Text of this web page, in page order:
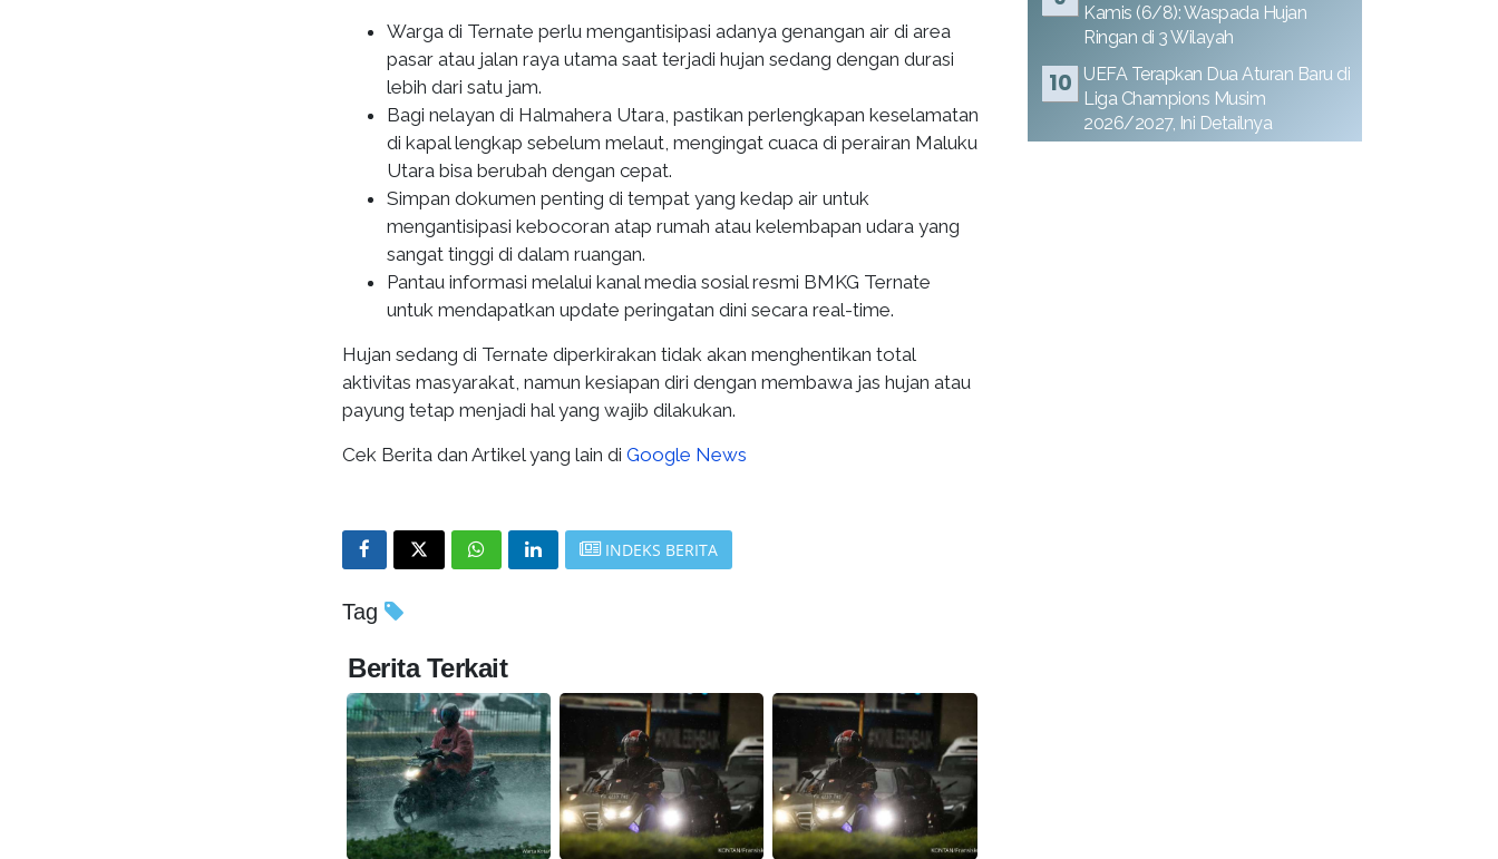
Warga di Ternate perlu mengantisipasi adanya genangan air di area
pasar atau jalan raya utama saat terjadi hujan sedang dengan durasi
lebih dari satu jam.
Bagi nelayan di Halmahera Utara, pastikan perlengkapan keselamatan
di kapal lengkap sebelum melaut, mengingat cuaca di perairan Maluku
Utara bisa berubah dengan cepat.
Simpan dokumen penting di tempat yang kedap air untuk
mengantisipasi kebocoran atap rumah atau kelembapan udara yang
sangat tinggi di dalam ruangan.
Pantau informasi melalui kanal media sosial resmi BMKG Ternate
untuk mendapatkan update peringatan dini secara real-time.
Hujan sedang di Ternate diperkirakan tidak akan menghentikan total
aktivitas masyarakat, namun kesiapan diri dengan membawa jas hujan atau
payung tetap menjadi hal yang wajib dilakukan.
Cek Berita dan Artikel yang lain di Google News
INDEKS BERITA
Tag
Berita Terkait
Kamis (6/8): Waspada Hujan
Ringan di 3 Wilayah
UEFA Terapkan Dua Aturan Baru di
Liga Champions Musim
2026/2027, Ini Detailnya